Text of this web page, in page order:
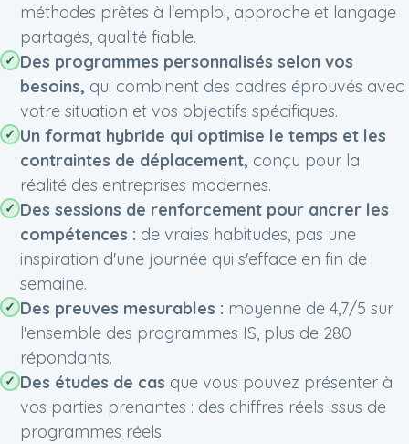
méthodes prêtes à l'emploi, approche et langage
partagés, qualité fiable.
Des programmes personnalisés selon vos
besoins, qui combinent des cadres éprouvés avec
votre situation et vos objectifs spécifiques.
Un format hybride qui optimise le temps et les
contraintes de déplacement, conçu pour la
réalité des entreprises modernes.
Des sessions de renforcement pour ancrer les
compétences : de vraies habitudes, pas une
inspiration d'une journée qui s'efface en fin de
semaine.
Des preuves mesurables : moyenne de 4,7/5 sur
l'ensemble des programmes IS, plus de 280
répondants.
Des études de cas que vous pouvez présenter à
vos parties prenantes : des chiffres réels issus de
programmes réels.